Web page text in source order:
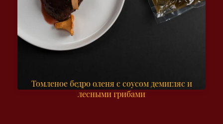
Томленое бедро оленя с соусом демигляс и
лесными грибами